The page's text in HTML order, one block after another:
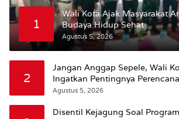
1
Wali Kota Ajak Masyarakat
Budaya Hidup Sehat
Agustus 5, 2026
2
Jangan Anggap Sepele, Wali
Ingatkan Pentingnya
Agustus 5, 2026
Disentil Kejagung Soal